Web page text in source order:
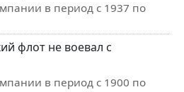
в период с 1937 по
флот не воевал с
в период с 1900 по